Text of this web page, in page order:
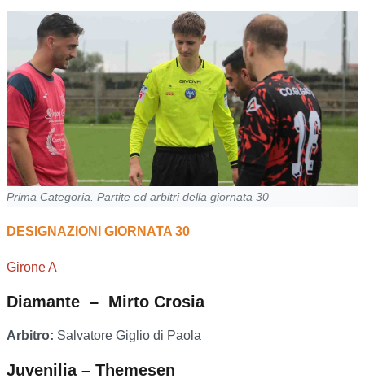
Prima Categoria. Partite ed arbitri della giornata 30
DESIGNAZIONI GIORNATA 30
Girone A
Diamante – Mirto Crosia
Arbitro: Salvatore Giglio di Paola
Juvenilia – Themesen